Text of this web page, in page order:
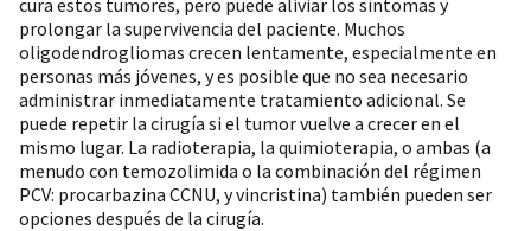
prolongar la supervivencia del paciente. Muchos
oligodendrogliomas crecen lentamente, especialmente en
personas más jóvenes, y es posible que no sea necesario
administrar inmediatamente tratamiento adicional. Se
puede repetir la cirugía si el tumor vuelve a crecer en el
mismo lugar. La radioterapia, la quimioterapia, o ambas (a
menudo con temozolimida o la combinación del régimen
PCV: procarbazina CCNU, y vincristina) también pueden ser
opciones después de la cirugía.